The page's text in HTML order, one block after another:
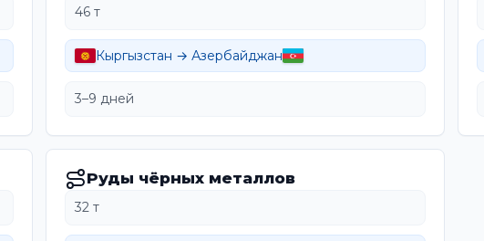
46 т
Кыргызстан → Азербайджан
3–9 дней
Руды чёрных металлов
32 т